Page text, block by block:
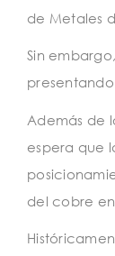
de Metales
Sin
presentando
Además de
espera que
del cobre